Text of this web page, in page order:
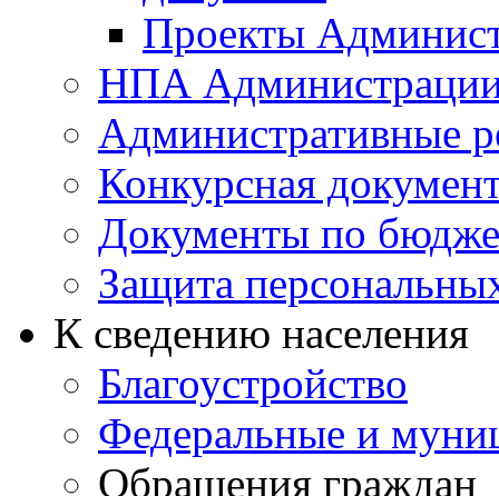
Проекты
НПА
Административные
Конкурсная
Документы по
Защита
К сведению населения
Благоустройство
Федеральные и
Обращения граждан